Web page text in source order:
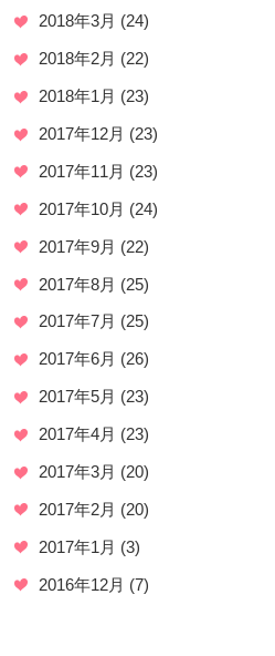
2018年3月 (24)
2018年2月 (22)
2018年1月 (23)
2017年12月 (23)
2017年11月 (23)
2017年10月 (24)
2017年9月 (22)
2017年8月 (25)
2017年7月 (25)
2017年6月 (26)
2017年5月 (23)
2017年4月 (23)
2017年3月 (20)
2017年2月 (20)
2017年1月 (3)
2016年12月 (7)